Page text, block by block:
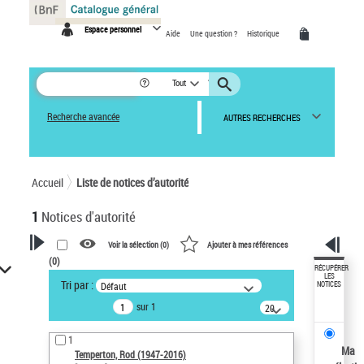
Espace personnel Aide Une question ? Historique
Tout
Recherche avancée AUTRES RECHERCHES
Accueil Liste de notices d’autorité
1 Notices d'autorité
VOTRE RECHERCHE
Recherche avancée dans les
notices d’autorité
Œuvres liées à l'auteur :
Temperton, Rod (1947-2016)
Voir la sélection (0) Ajouter à mes références
(0)
Tri par : Défaut
sur 1
20
résultats/page
1
Temperton, Rod (1947-2016)
RÉCUPÉRER
LES
NOTICES
Ma
Panneau de gestion des cookies